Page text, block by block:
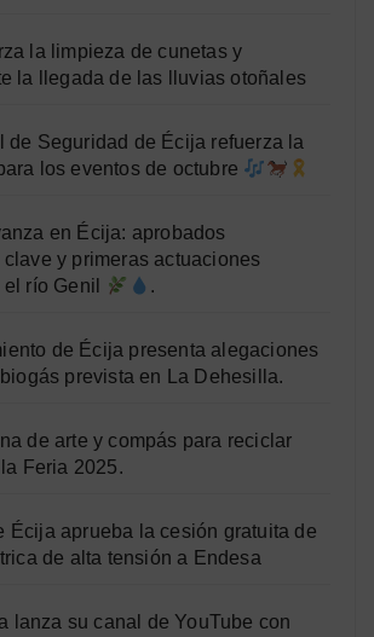
la limpieza de cunetas y
la llegada de las lluvias otoñales
de Seguridad de Écija refuerza la
los eventos de octubre
en Écija: aprobados
y primeras actuaciones
río Genil
.
de Écija presenta alegaciones
prevista en La Dehesilla.
de arte y compás para reciclar
Feria 2025.
Écija aprueba la cesión gratuita de
de alta tensión a Endesa
lanza su canal de YouTube con